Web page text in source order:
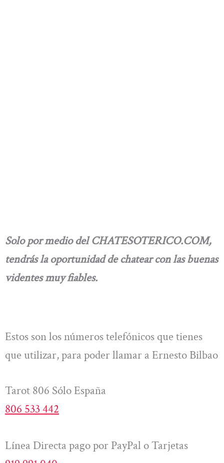
Solo por medio del CHATESOTERICO.COM,
tendrás la oportunidad de chatear con las buenas
videntes muy fiables.
Estos son los números telefónicos que tienes
que utilizar, para poder llamar a Ernesto Bilbao
Tarot 806 Sólo España
806 533 442
Línea Directa pago por PayPal o Tarjetas